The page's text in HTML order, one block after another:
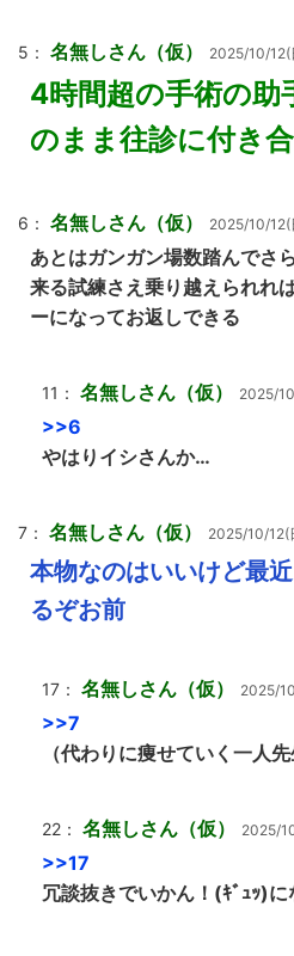
5： 名無しさん（仮） 2025/10/12(
4時間超の手術の助
のまま往診に付き
6： 名無しさん（仮） 2025/10/12(
あとはガンガン場数踏んでさ
来る試練さえ乗り越えられれ
ーになってお返しできる
11： 名無しさん（仮） 2025/
>>6
やはりイシさんか…
7： 名無しさん（仮） 2025/10/12(
本物なのはいいけど最
るぞお前
17： 名無しさん（仮） 2025/
>>7
（代わりに痩せていく一人先
22： 名無しさん（仮） 2025/
>>17
冗談抜きでいかん！(ｷﾞｭｯ)